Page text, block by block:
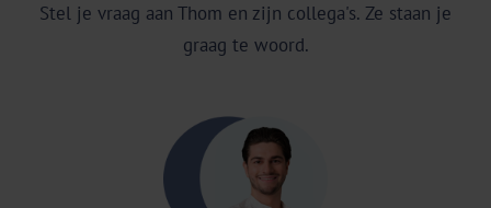
Stel je vraag aan Thom en zijn collega's. Ze staan je
graag te woord.